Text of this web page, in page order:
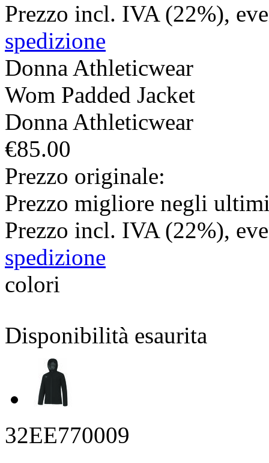
Prezzo incl. IVA (22%),
spedizione
Donna Athleticwear
Wom Padded Jacket
Donna Athleticwear
€85.00
Prezzo originale:
Prezzo migliore negli
Prezzo incl. IVA (22%),
spedizione
colori
Disponibilità esaurita
32EE770009